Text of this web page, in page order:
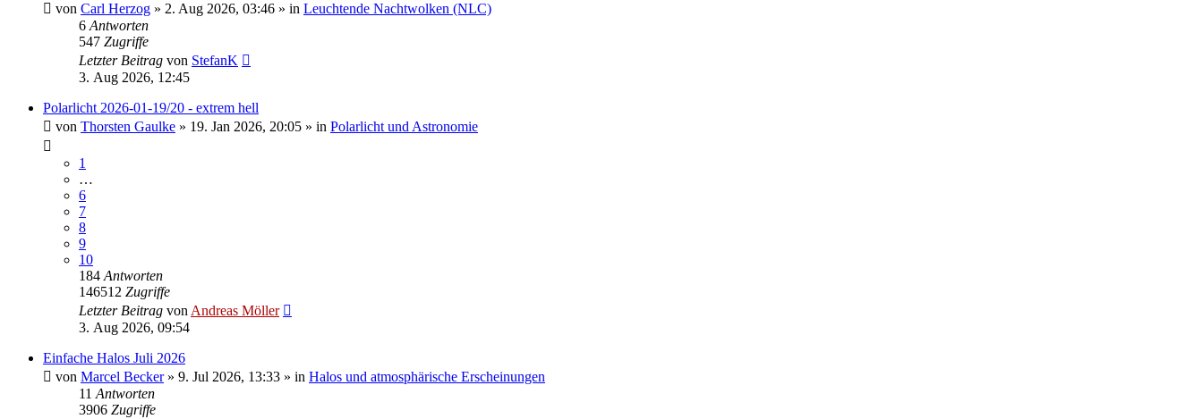
von Carl Herzog » 2. Aug 2026, 03:46 » in Leuchtende Nachtwolken (NLC)
6 Antworten
547 Zugriffe
Letzter Beitrag von StefanK
3. Aug 2026, 12:45
Polarlicht 2026-01-19/20 - extrem hell
von Thorsten Gaulke » 19. Jan 2026, 20:05 » in Polarlicht und Astronomie
1
…
6
7
8
9
10
184 Antworten
146512 Zugriffe
Letzter Beitrag von Andreas Möller
3. Aug 2026, 09:54
Einfache Halos Juli 2026
von Marcel Becker» 9. Jul 2026, 13:33 » in Halos und atmosphärische Erscheinungen
11 Antworten
3906 Zugriffe